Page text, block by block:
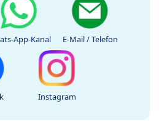
App-Kanal E-Mail / Telefon
Instagram